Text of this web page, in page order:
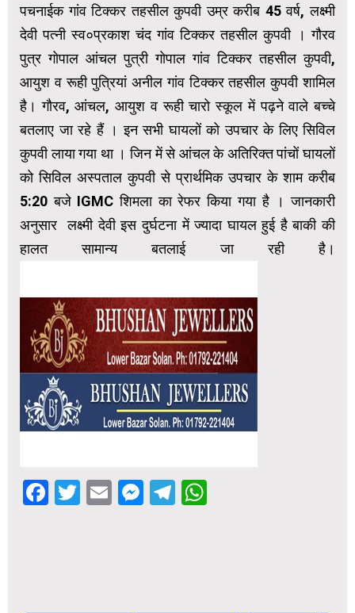
पचनाईक गांव टिक्कर तहसील कुपवी उम्र करीब 45 वर्ष, लक्ष्मी
देवी पत्नी स्व०प्रकाश चंद गांव टिक्कर तहसील कुपवी । गौरव
पुत्र गोपाल आंचल पुत्री गोपाल गांव टिक्कर तहसील कुपवी,
आयुश व रूही पुत्रियां अनील गांव टिक्कर तहसील कुपवी शामिल
है। गौरव, आंचल, आयुश व रूही चारो स्कूल में पढ़ने वाले बच्चे
बतलाए जा रहे हैं । इन सभी घायलों को उपचार के लिए सिविल
कुपवी लाया गया था । जिन में से आंचल के अतिरिक्त पांचों घायलों
को सिविल अस्पताल कुपवी से प्रार्थमिक उपचार के शाम करीब
5:20 बजे IGMC शिमला का रेफर किया गया है । जानकारी
अनुसार लक्ष्मी देवी इस दुर्घटना में ज्यादा घायल हुई है बाकी की
हालत सामान्य बतलाई जा रही है।
Facebook
Twitter
EmailMessenger
Telegram